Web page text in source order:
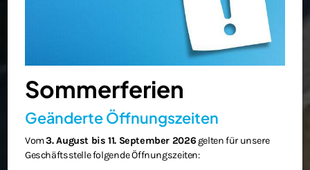
Sommerferien
Geänderte Öffnungszeiten
Vom3. August bis 11. September 2026 gelten für unsere
Geschäftsstelle folgende Öffnungszeiten: